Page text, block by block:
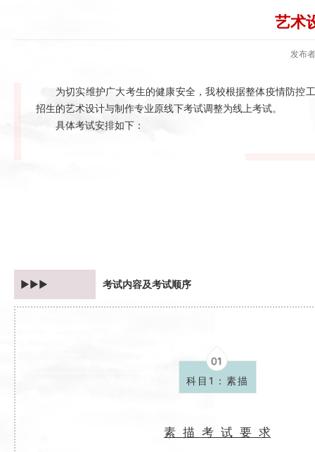
艺术
发布
为切实维护广大考生的健康安全，我校根据整体疫情防控
招生的艺术设计与制作专业原线下考试调整为线上考试。
具体考试安排如下：
►►► 考试内容及考试顺序
01
科目1：素描
素 描 考 试 要 求